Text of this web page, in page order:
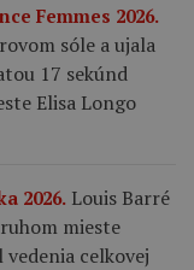
Femmes 2026.
sóle a ujala
17 sekúnd
Elisa Longo
2026. Louis Barré
mieste
celkovej